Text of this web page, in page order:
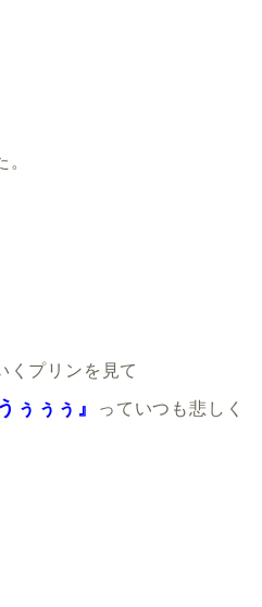
くプリンを見て
ぅぅぅ』
っていつも悲しく